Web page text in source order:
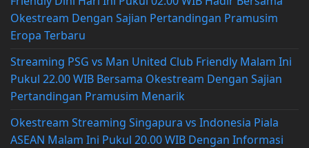
Okestream Dengan Sajian Pertandingan Pramusim
Eropa Terbaru
Streaming PSG vs Man United Club Friendly Malam Ini
Pukul 22.00 WIB Bersama Okestream Dengan Sajian
Pertandingan Pramusim Menarik
Okestream Streaming Singapura vs Indonesia Piala
ASEAN Malam Ini Pukul 20.00 WIB Dengan Informasi